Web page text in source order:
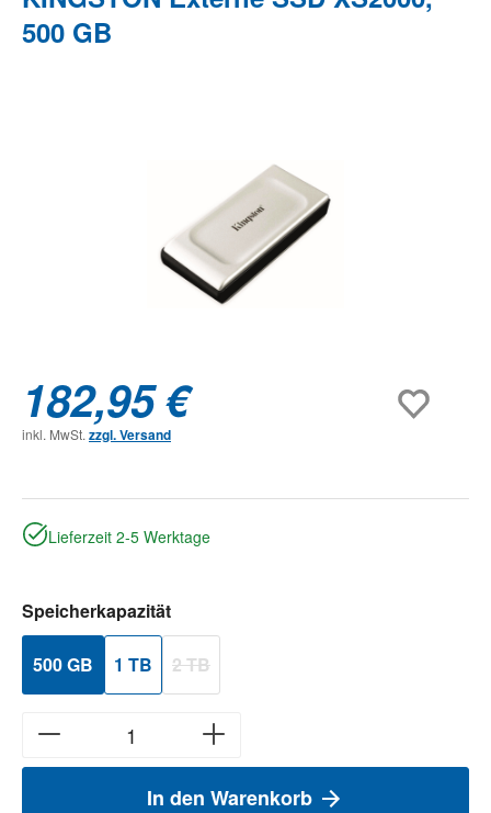
500 GB
182,95 €
inkl. MwSt. zzgl. Versand
Lieferzeit 2-5 Werktage
Speicherkapazitätauswählen
500 GB 1 TB 2 TB(Diese Option ist zurzeit nicht verfügbar.)
In den Warenkorb